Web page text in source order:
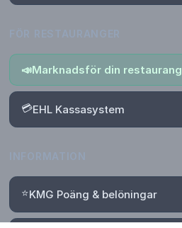
📣Marknadsför din restaurang
💳EHL Kassasystem
⭐KMG Poäng & belöningar